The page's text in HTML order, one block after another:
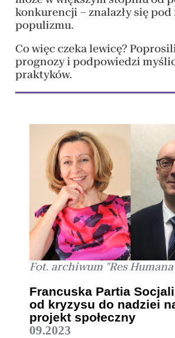
konkurencji – znalazły się
populizmu.
Co więc czeka lewicę?
prognozy i podpowiedzi
praktyków.
Fot. archiwum "Res
Francuska Partia
od kryzysu do nadziei
projekt społeczny
09.2023